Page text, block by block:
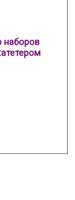
наборов